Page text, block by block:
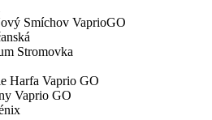
Smíchov VaprioGO
Stromovka
Harfa Vaprio GO
Vaprio GO